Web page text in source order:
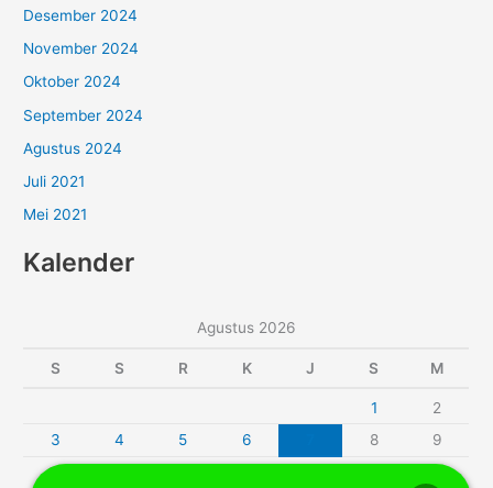
Desember 2024
November 2024
Oktober 2024
September 2024
Agustus 2024
Juli 2021
Mei 2021
Kalender
Agustus 2026
S S R K J S M
1
2
3
4 5 6 8
9
10